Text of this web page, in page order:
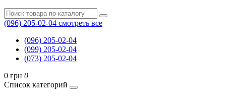
(096) 205-02-04 смотреть все
(096) 205-02-04
(099) 205-02-04
(073) 205-02-04
0 грн 0
Список категорий